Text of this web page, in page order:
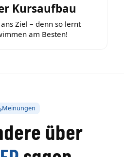
Kursaufbau
Ziel – denn so lernt
am Besten!
Meinungen
über